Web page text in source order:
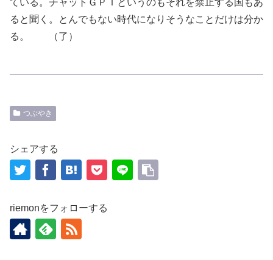
ている。チャットＧＰＴというのもそれを禁止する国もあ
ると聞く。とんでもない時代になりそうなことだけは分か
る。 （了）
つぶやき
シェアする
riemonをフォローする